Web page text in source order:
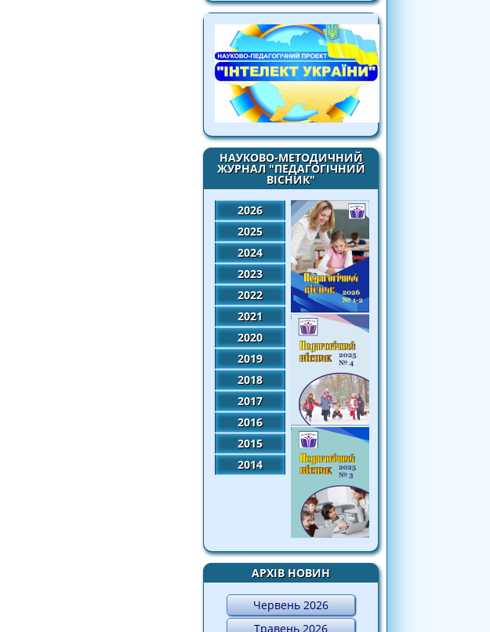
НАУКОВО-МЕТОДИЧНИЙ
ЖУРНАЛ "ПЕДАГОГІЧНИЙ
ВІСНИК"
2026
2025
2024
2023
2022
2021
2020
2019
2018
2017
2016
2015
2014
АРХІВ НОВИН
Червень 2026
Травень 2026